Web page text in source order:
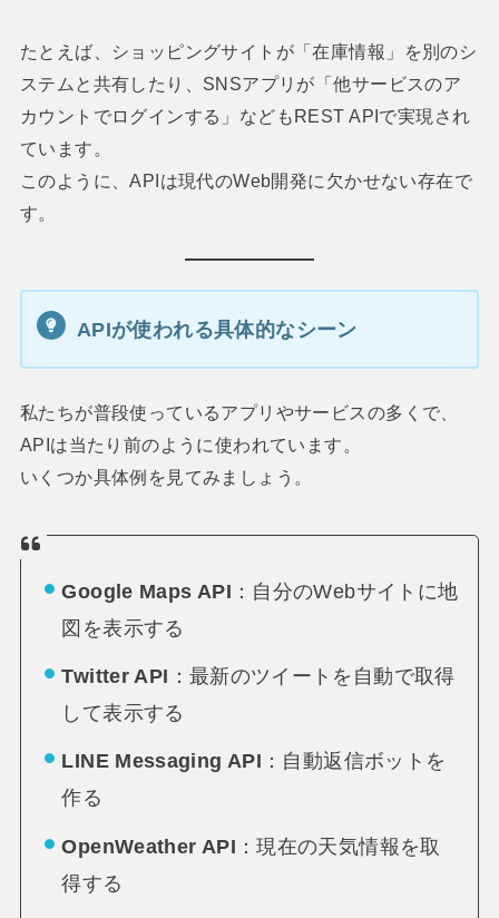
たとえば、ショッピングサイトが「在庫情報」を別のシ
ステムと共有したり、SNSアプリが「他サービスのア
カウントでログインする」などもREST APIで実現され
ています。
このように、APIは現代のWeb開発に欠かせない存在で
す。
APIが使われる具体的なシーン
私たちが普段使っているアプリやサービスの多くで、
APIは当たり前のように使われています。
いくつか具体例を見てみましょう。
Google Maps API ：自分のWebサイトに地
図を表示する
Twitter API ：最新のツイートを自動で取得
して表示する
LINE Messaging API ：自動返信ボットを
作る
OpenWeather API ：現在の天気情報を取
得する